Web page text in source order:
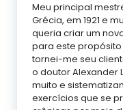
Meu principal
Grécia, em 1921 e
queria criar um
para este propósito
tornei-me seu
o doutor Alexander
muito e
exercícios que se